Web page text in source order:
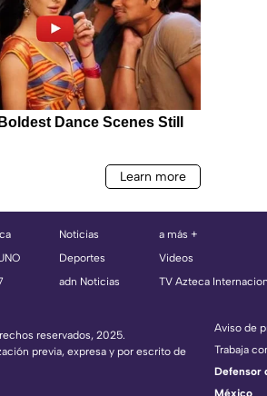
Noticias
Deportes
adn Noticias
a más +
Videos
TV Azteca
reservados, 2025.
previa, expresa y por escrito de
Aviso de
Trabaja
Defensor
México